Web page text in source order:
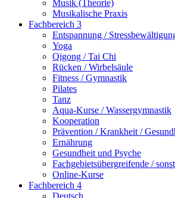
Musik (Theorie)
Musikalische Praxis
Fachbereich 3
Entspannung /
Yoga
Qigong / Tai Chi
Rücken / Wirbelsäule
Fitness / Gymnastik
Pilates
Tanz
Aqua-Kurse / Wassergymnastik
Kooperation
Prävention / Krankheit /
Ernährung
Gesundheit und Psyche
Fachgebietsübergreifende /
Online-Kurse
Fachbereich 4
Deutsch